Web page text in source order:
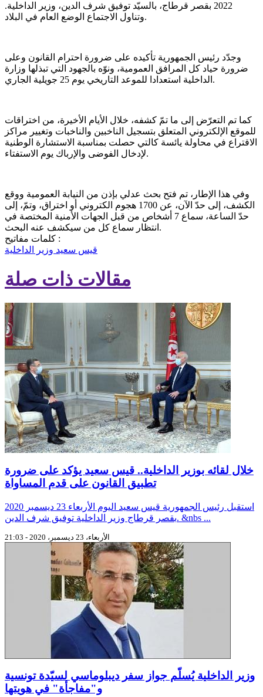
2022 بقصر قرطاج، بالسيّد توفيق شرف الدين، وزير الداخلية.
وتناول الاجتماع الوضع العام في البلاد.
وجدّد رئيس الجمهورية تأكيده على ضرورة احترام القانون وعلى
ضرورة حياد كل المرافق العمومية، ونوّه بالجهود التي تبذلها وزارة
الداخلية استعدادا للموعد التاريخي يوم 25 جويلية الجاري.
كما تم التعرّض إلى ما تمّ كشفه، خلال الأيام الأخيرة، من اختراقات
للموقع الإلكتروني المتعلق بتسجيل الناخبين والناخبات وتغيير مراكز
الاقتراع في محاولة يائسة كالتي حصلت بمناسبة الاستشارة الوطنية
لإدخال الفوضى والإرباك يوم الاستفتاء.
وفي هذا الإطار، تم فتح بحث عدلي بإذن من النيابة العمومية ووقع
الكشف، إلى حدّ الآن، عن 1700 هجوم الكتروني أو اختراق، وتمّ، إلى
حدّ الساعة، سماع 7 أشخاص من قبل الجهات الأمنية المختصة في
انتظار سماع كل من سيكشف عنه البحث.
كلمات مفاتيح :
قيس سعيد وزير الداخلية
مقالات ذات صلة
خلال لقائه بوزير الداخلية.. قيس سعيد يؤكد على ضرورة
تطبيق القانون على قدم المساواة
استقبل رئيس الجمهورية قيس سعيد اليوم الأربعاء 23 ديسمبر 2020
بقصر قرطاج وزير الداخلية توفيق شرف الدين. &nbs ...
الأربعاء، 23 ديسمبر، 2020 - 21:03
وزير الداخلية يُسلّم جواز سفر ديبلوماسي لسيّدة تونسية
و"مفاجأة" في هويتها